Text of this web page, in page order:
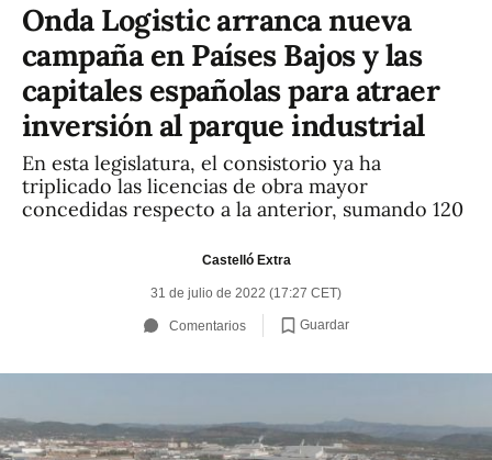
Onda Logistic arranca nueva
campaña en Países Bajos y las
capitales españolas para atraer
inversión al parque industrial
En esta legislatura, el consistorio ya ha
triplicado las licencias de obra mayor
concedidas respecto a la anterior, sumando 120
Castelló Extra
31 de julio de 2022 (17:27 CET)
Comentarios Guardar